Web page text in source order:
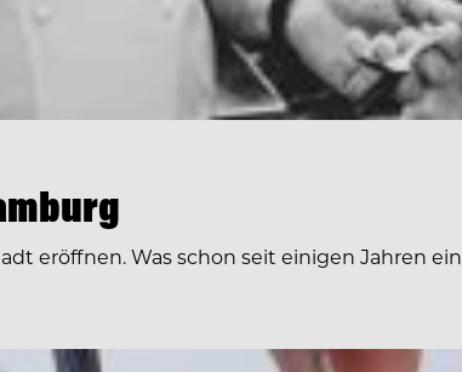
eröffnen. Was schon seit einigen Jahren